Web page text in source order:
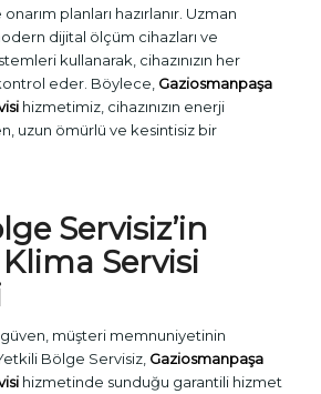
planları hazırlanır. Uzman
dijital ölçüm cihazları ve
kullanarak, cihazınızın her
eder. Böylece, Gaziosmanpaşa
hizmetimiz, cihazınızın enerji
uzun ömürlü ve kesintisiz bir
Servisiz’in
Servisi
müşteri memnuniyetinin
Bölge Servisiz, Gaziosmanpaşa
hizmetinde sunduğu garantili hizmet